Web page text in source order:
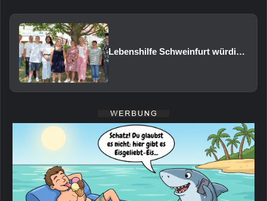
Lebenshilfe Schweinfurt würdigt 20 langjährige Mitarbeitende